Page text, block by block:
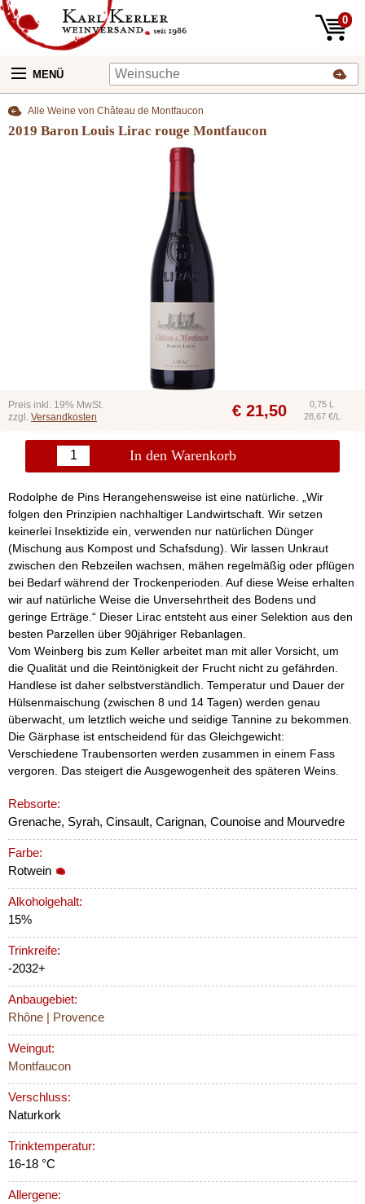
0
MENÜ
Alle Weine von Château de Montfaucon
2019 Baron Louis Lirac rouge Montfaucon
Preis inkl. 19% MwSt.
zzgl. Versandkosten € 21,50
0,75 L
28,67 €/L
In den Warenkorb
Rodolphe de Pins Herangehensweise ist eine natürliche. „Wir
folgen den Prinzipien nachhaltiger Landwirtschaft. Wir setzen
keinerlei Insektizide ein, verwenden nur natürlichen Dünger
(Mischung aus Kompost und Schafsdung). Wir lassen Unkraut
zwischen den Rebzeilen wachsen, mähen regelmäßig oder pflügen
bei Bedarf während der Trockenperioden. Auf diese Weise erhalten
wir auf natürliche Weise die Unversehrtheit des Bodens und
geringe Erträge.“ Dieser Lirac entsteht aus einer Selektion aus den
besten Parzellen über 90jähriger Rebanlagen.
Vom Weinberg bis zum Keller arbeitet man mit aller Vorsicht, um
die Qualität und die Reintönigkeit der Frucht nicht zu gefährden.
Handlese ist daher selbstverständlich. Temperatur und Dauer der
Hülsenmaischung (zwischen 8 und 14 Tagen) werden genau
überwacht, um letztlich weiche und seidige Tannine zu bekommen.
Die Gärphase ist entscheidend für das Gleichgewicht:
Verschiedene Traubensorten werden zusammen in einem Fass
vergoren. Das steigert die Ausgewogenheit des späteren Weins.
Rebsorte:
Grenache, Syrah, Cinsault, Carignan, Counoise and Mourvedre
Farbe:
Rotwein
Alkoholgehalt:
15%
Trinkreife:
-2032+
Anbaugebiet:
Rhône | Provence
Weingut:
Montfaucon
Verschluss:
Naturkork
Trinktemperatur:
16-18 °C
Allergene: